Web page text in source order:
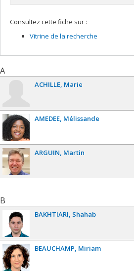
Cycle :Maîtrise
Diplôme obtenu :M. Sc.
Consultez cette fiche sur :
Vitrine de la recherche
A
ACHILLE Marie
AMEDEE Mélissande
ARGUIN Martin
B
BAKHTIARI Shahab
BEAUCHAMP Miriam